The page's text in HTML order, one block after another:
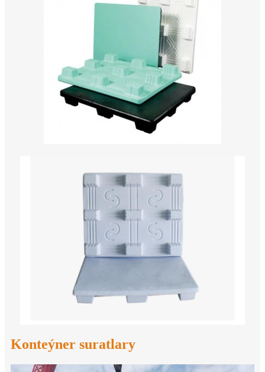
Konteýner suratlary